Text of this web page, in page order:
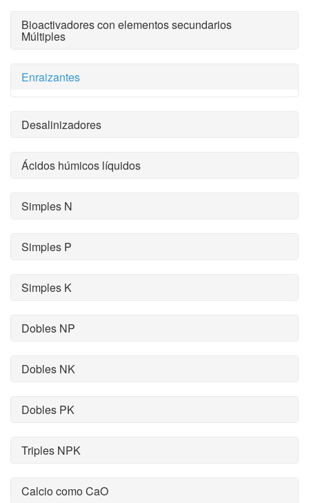
Bioactivadores con elementos secundarios
Múltiples
Enraizantes
Desalinizadores
Ácidos húmicos líquidos
Simples N
Simples P
Simples K
Dobles NP
Dobles NK
Dobles PK
Triples NPK
Calcio como CaO